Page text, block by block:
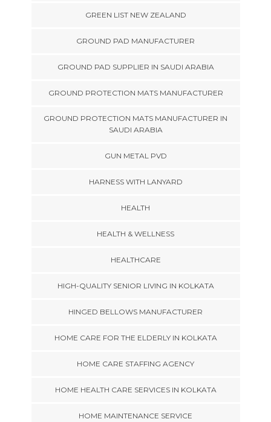
GREEN LIST NEW ZEALAND
GROUND PAD MANUFACTURER
GROUND PAD SUPPLIER IN SAUDI ARABIA
GROUND PROTECTION MATS MANUFACTURER
GROUND PROTECTION MATS MANUFACTURER IN
SAUDI ARABIA
GUN METAL PVD
HARNESS WITH LANYARD
HEALTH
HEALTH & WELLNESS
HEALTHCARE
HIGH-QUALITY SENIOR LIVING IN KOLKATA
HINGED BELLOWS MANUFACTURER
HOME CARE FOR THE ELDERLY IN KOLKATA
HOME CARE STAFFING AGENCY
HOME HEALTH CARE SERVICES IN KOLKATA
HOME MAINTENANCE SERVICE